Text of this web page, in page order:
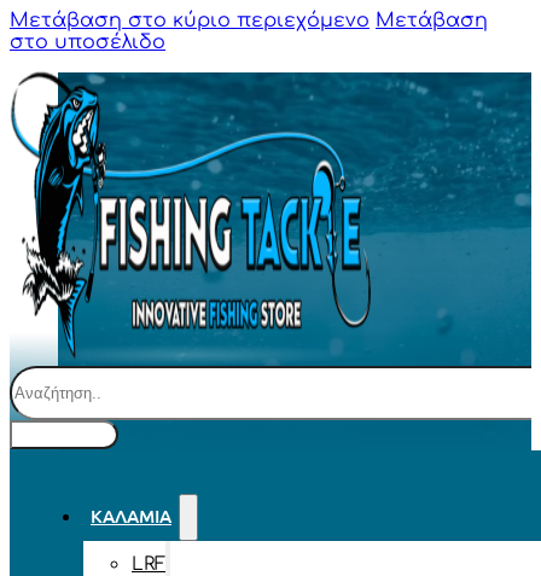
Μετάβαση στο κύριο περιεχόμενο Μετάβαση
στο υποσέλιδο
Αναζήτηση
ΚΑΛΆΜΙΑ
LRF